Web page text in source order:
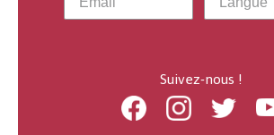
Suivez-nous !
FacebookInstagramTwitter